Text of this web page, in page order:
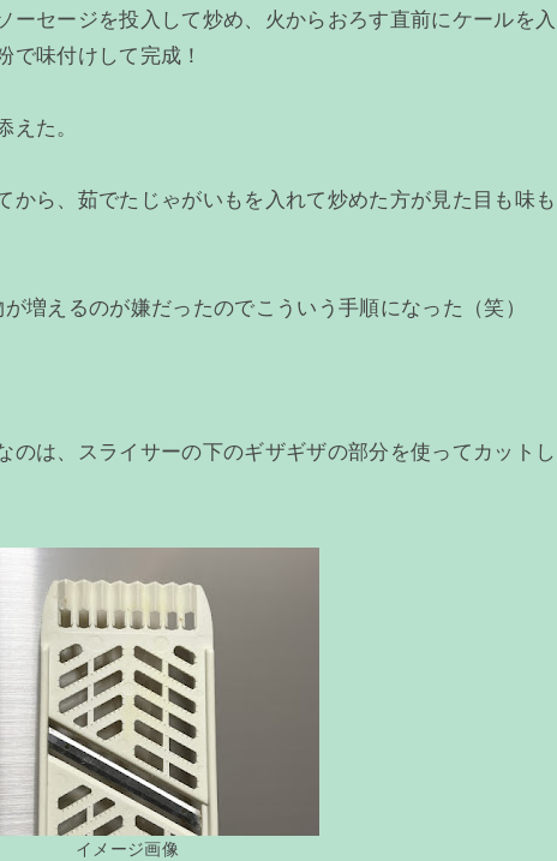
ーセージを投入して炒め、火からおろす直前にケールを入
で味付けして完成！
えた。
から、茹でたじゃがいもを入れて炒めた方が見た目も味も
増えるのが嫌だったのでこういう手順になった（笑）
のは、スライサーの下のギザギザの部分を使ってカットし
イメージ画像